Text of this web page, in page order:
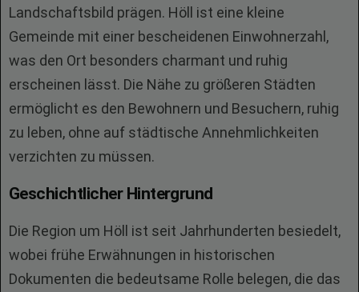
Landschaftsbild prägen. Höll ist eine kleine
Gemeinde mit einer bescheidenen Einwohnerzahl,
was den Ort besonders charmant und ruhig
erscheinen lässt. Die Nähe zu größeren Städten
ermöglicht es den Bewohnern und Besuchern, ruhig
zu leben, ohne auf städtische Annehmlichkeiten
verzichten zu müssen.
Geschichtlicher Hintergrund
Die Region um Höll ist seit Jahrhunderten besiedelt,
wobei frühe Erwähnungen in historischen
Dokumenten die bedeutsame Rolle belegen, die das